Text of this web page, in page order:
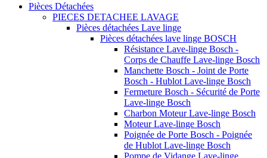
Pièces Détachées
PIECES DETACHEE LAVAGE
Pièces détachées Lave linge
Pièces détachées lave linge BOSCH
Résistance Lave-linge Bosch -
Corps de Chauffe Lave-linge Bosch
Manchette Bosch - Joint de Porte
Bosch - Hublot Lave-linge Bosch
Fermeture Bosch - Sécurité de Porte
Lave-linge Bosch
Charbon Moteur Lave-linge Bosch
Moteur Lave-linge Bosch
Poignée de Porte Bosch - Poignée
de Hublot Lave-linge Bosch
Pompe de Vidange Lave-linge